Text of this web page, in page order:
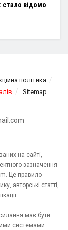
стало відомо
політика
Sitemap
на сайті,
зазначення
Це правило
авторські статті,
має бути
системами.